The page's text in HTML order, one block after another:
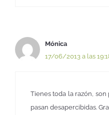
Mónica
17/06/2013 a las
Tienes toda la razón,
pasan desapercibidas.